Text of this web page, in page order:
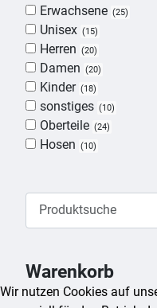
Erwachsene 25
Unisex 15
Herren 20
Damen 20
Kinder 18
sonstiges 10
Oberteile 24
Hosen 10
Warenkorb
Wir nutzen Cookies auf